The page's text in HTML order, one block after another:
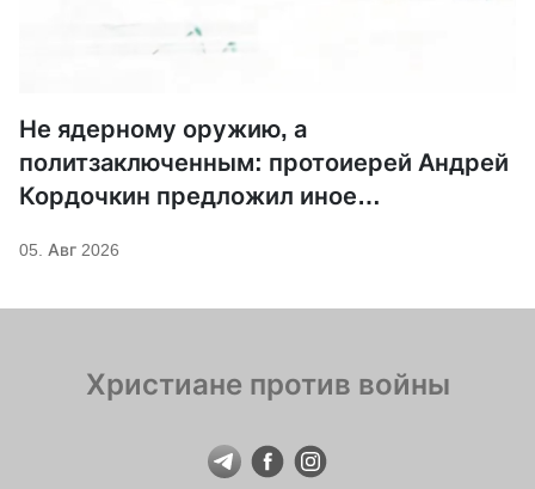
Не ядерному оружию, а
политзаключенным: протоиерей Андрей
Кордочкин предложил иное
Саровского
05. Авг 2026
Христиане против войны